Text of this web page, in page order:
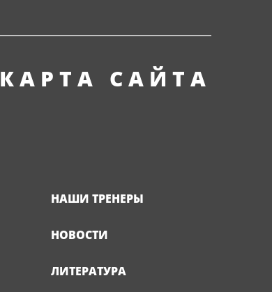
КАРТА САЙТА
НАШИ ТРЕНЕРЫ
НОВОСТИ
ЛИТЕРАТУРА